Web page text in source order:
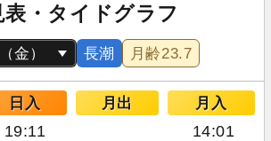
表・タイドグラフ
長潮 月齢23.7
日入 月出 月入
19:11 14:01